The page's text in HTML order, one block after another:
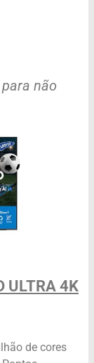
não
ULTRA 4K
de cores